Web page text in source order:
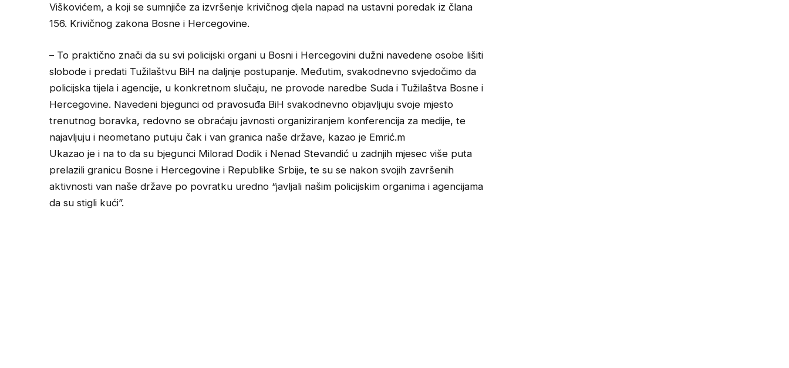
Viškovićem, a koji se sumnjiče za izvršenje krivičnog djela napad na ustavni poredak iz člana
156. Krivičnog zakona Bosne i Hercegovine.
– To praktično znači da su svi policijski organi u Bosni i Hercegovini dužni navedene osobe lišiti
slobode i predati Tužilaštvu BiH na daljnje postupanje. Međutim, svakodnevno svjedočimo da
policijska tijela i agencije, u konkretnom slučaju, ne provode naredbe Suda i Tužilaštva Bosne i
Hercegovine. Navedeni bjegunci od pravosuđa BiH svakodnevno objavljuju svoje mjesto
trenutnog boravka, redovno se obraćaju javnosti organiziranjem konferencija za medije, te
najavljuju i neometano putuju čak i van granica naše države, kazao je Emrić.m
Ukazao je i na to da su bjegunci Milorad Dodik i Nenad Stevandić u zadnjih mjesec više puta
prelazili granicu Bosne i Hercegovine i Republike Srbije, te su se nakon svojih završenih
aktivnosti van naše države po povratku uredno “javljali našim policijskim organima i agencijama
da su stigli kući”.